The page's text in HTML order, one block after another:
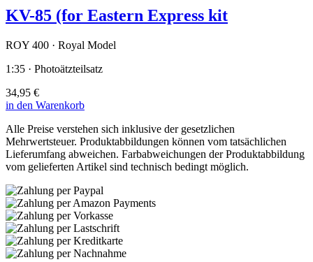
KV-85 (for Eastern Express kit
ROY 400 · Royal Model
1:35 · Photoätzteilsatz
34,95 €
in den Warenkorb
Alle Preise verstehen sich inklusive der gesetzlichen
Mehrwertsteuer. Produktabbildungen können vom tatsächlichen
Lieferumfang abweichen. Farbabweichungen der Produktabbildung
vom gelieferten Artikel sind technisch bedingt möglich.